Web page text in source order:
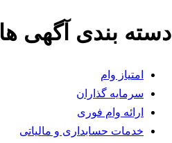
دسته بندی آگهی ها
امتیاز وام
سرمایه گذاران
ارائه وام فوری
خدمات حسابداری و مالیاتی